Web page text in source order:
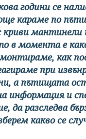
години се
караме по
в момента е
как
при
а пътищата
информация и
да разследва
какво се